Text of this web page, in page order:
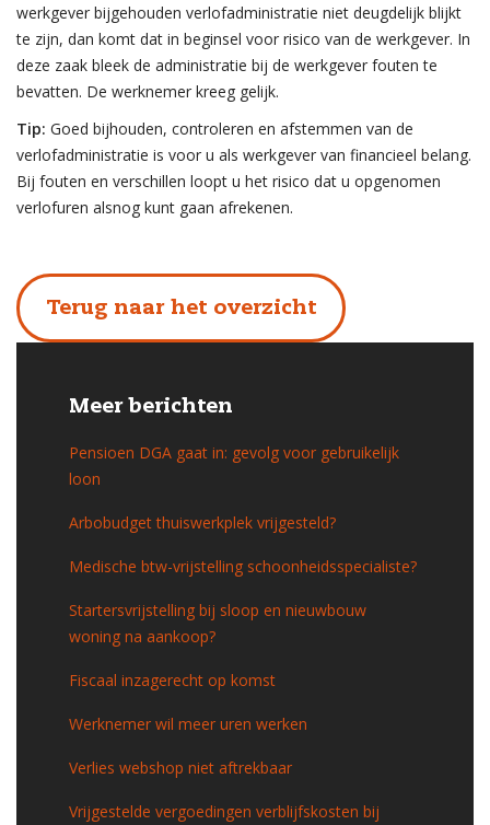
werkgever bijgehouden verlofadministratie niet deugdelijk blijkt
te zijn, dan komt dat in beginsel voor risico van de werkgever. In
deze zaak bleek de administratie bij de werkgever fouten te
bevatten. De werknemer kreeg gelijk.
Tip: Goed bijhouden, controleren en afstemmen van de
verlofadministratie is voor u als werkgever van financieel belang.
Bij fouten en verschillen loopt u het risico dat u opgenomen
verlofuren alsnog kunt gaan afrekenen.
Terug naar het overzicht
Meer berichten
Pensioen DGA gaat in: gevolg voor gebruikelijk
loon
Arbobudget thuiswerkplek vrijgesteld?
Medische btw-vrijstelling schoonheidsspecialiste?
Startersvrijstelling bij sloop en nieuwbouw
woning na aankoop?
Fiscaal inzagerecht op komst
Werknemer wil meer uren werken
Verlies webshop niet aftrekbaar
Vrijgestelde vergoedingen verblijfskosten bij